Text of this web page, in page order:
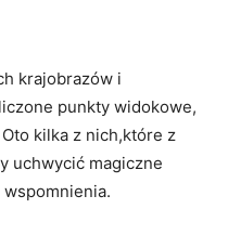
krajobrazów i
punkty widokowe,
kilka z nich,które z
uchwycić magiczne